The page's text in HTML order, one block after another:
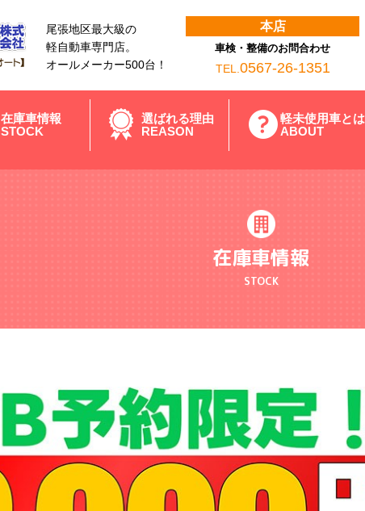
尾張地区最大級の
軽自動車専門店。
オールメーカー500台！
本店
車検・整備のお問合わせ
TEL. 0567-26-1351
在庫車情報
STOCK
選ばれる理由
REASON
軽未使用車とは
ABOUT
在庫車情報
STOCK